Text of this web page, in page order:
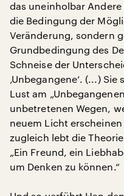
das uneinholbar
die Bedingung der
Veränderung, sondern
Grundbedingung des
Schneise der
‚Unbegangene‘. (...)
Lust am
unbetretenen Wegen,
neuem Licht
zugleich lebt die
„Ein Freund, ein
um Denken zu können.“